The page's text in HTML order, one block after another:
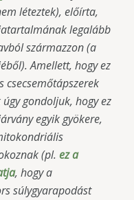
léteztek), előírta,
legalább
származzon (a
Amellett, hogy ez
csecsemőtápszerek
gondoljuk, hogy ez
egyik gyökere,
(pl.ez a
, hogy a
súlygyarapodást